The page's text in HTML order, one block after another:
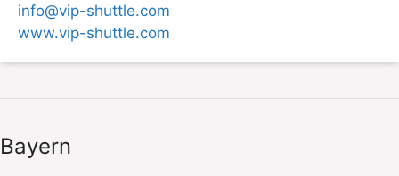
info@vip-shuttle.com
www.vip-shuttle.com
Bayern